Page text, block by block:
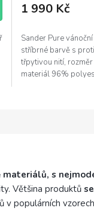
1 990 Kč
Sander Pure
stříbrné barvě s
třpytivou nití,
materiál 96%
s
Většina produktů
v populárních